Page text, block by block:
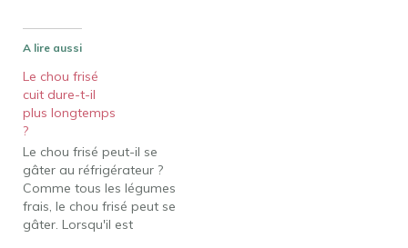
A lire aussi
Le chou frisé
cuit dure-t-il
plus longtemps
?
Le chou frisé peut-il se
gâter au réfrigérateur ?
Comme tous les légumes
frais, le chou frisé peut se
gâter. Lorsqu'il est